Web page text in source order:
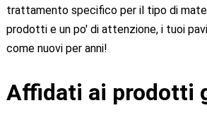
trattamento specifico per il tipo di
prodotti e un po' di attenzione, i tuoi
come nuovi per anni!
Affidati ai prodotti